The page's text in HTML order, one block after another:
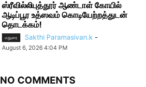
ஸ்ரீவில்லிபுத்தூர் ஆண்டாள் கோயில்
ஆடிப்பூர உத்ஸவம் கொடியேற்றத்துடன்
தொடக்கம்!
மதுரை Sakthi Paramasivan.k -
August 6, 2026 4:04 PM
NO COMMENTS